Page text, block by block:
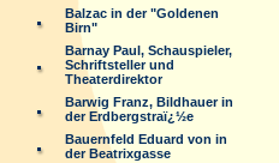
Balzac in der "Goldenen
Birn"
Barnay Paul, Schauspieler,
Schriftsteller und
Theaterdirektor
Barwig Franz, Bildhauer in
der Erdbergstraï¿½e
Bauernfeld Eduard von in
der Beatrixgasse